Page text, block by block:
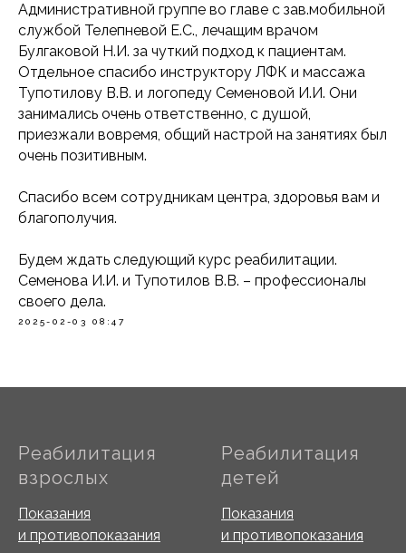
Административной группе во главе с зав.мобильной
службой Телепневой Е.С., лечащим врачом
Булгаковой Н.И. за чуткий подход к пациентам.
Отдельное спасибо инструктору ЛФК и массажа
Тупотилову В.В. и логопеду Семеновой И.И. Они
занимались очень ответственно, с душой,
приезжали вовремя, общий настрой на занятиях был
очень позитивным.
Спасибо всем сотрудникам центра, здоровья вам и
благополучия.
Будем ждать следующий курс реабилитации.
Семенова И.И. и Тупотилов В.В. – профессионалы
своего дела.
2025-02-03 08:47
Реабилитация
взрослых
Показания
и противопоказания
Реабилитация
детей
Показания
и противопоказания